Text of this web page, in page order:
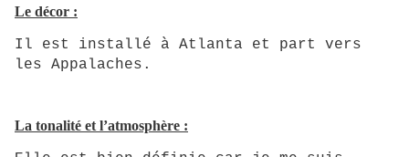
Le décor :
Il est installé à Atlanta et part vers
les Appalaches.
La tonalité et l’atmosphère :